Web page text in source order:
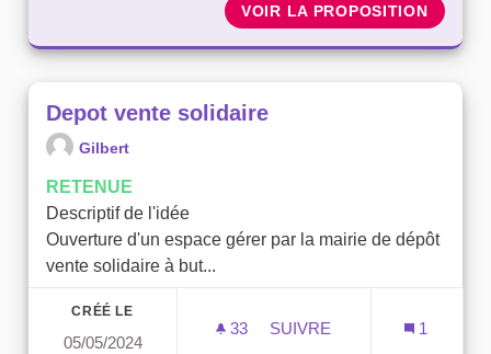
VOIR LA PROPOSITION
Depot vente solidaire
Gilbert
RETENUE
Descriptif de l'idée
Ouverture d'un espace gérer par la mairie de dépôt
vente solidaire à but...
CRÉÉ LE
05/05/2024
33 33 ABONNÉS
SUIVRE
1